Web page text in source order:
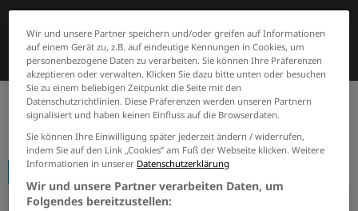
Start Firmenprofile Printenbäckerei Klein e.K.
Wir und unsere Partner speichern und/oder greifen auf Informationen
auf einem Gerät zu, z.B. auf eindeutige Kennungen in Cookies, um
personenbezogene Daten zu verarbeiten. Sie können Ihre Präferenzen
akzeptieren oder verwalten. Klicken Sie dazu bitte unten oder besuchen
Sie zu einem beliebigen Zeitpunkt die Seite mit den
Datenschutzrichtlinien. Diese Präferenzen werden unseren Partnern
signalisiert und haben keinen Einfluss auf die Browserdaten.
Sie können Ihre Einwilligung später jederzeit ändern / widerrufen,
indem Sie auf den Link „Cookies” am Fuß der Webseite klicken. Weitere
Informationen in unserer Datenschutzerklärung
Wir und unsere Partner verarbeiten Daten, um
Folgendes bereitzustellen: